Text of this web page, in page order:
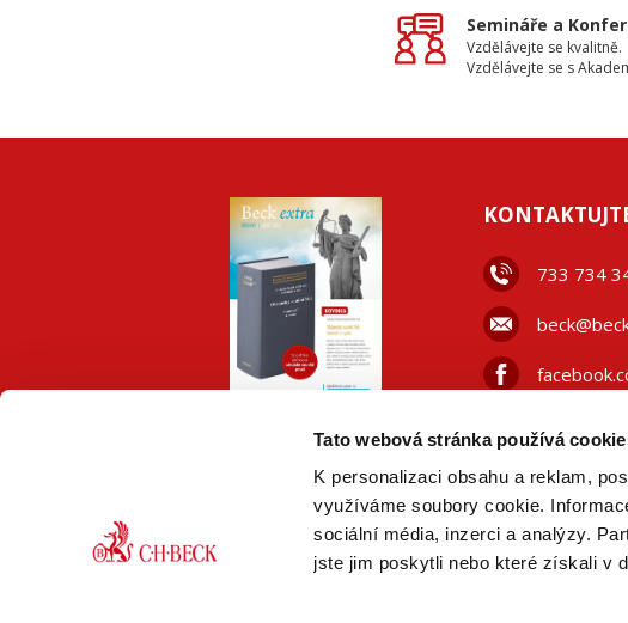
Tato webová stránka používá
K personalizaci obsahu a reklam,
využíváme soubory cookie.
sociální média, inzerci a analýzy.
jste jim poskytli nebo které získali v
Semináře a
Vzdělávejte se kvalitně.
Vzdělávejte se s
PDF
VERZE
733 734